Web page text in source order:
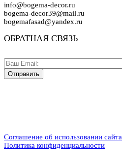
info@bogema-decor.ru
bogema-decor39@mail.ru
bogemafasad@yandex.ru
ОБРАТНАЯ СВЯЗЬ
Соглашение об использовании сайта
Политика конфиденциальности